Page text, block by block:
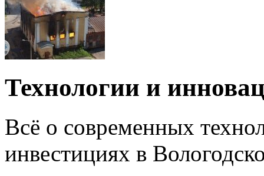
Технологии и
Всё о современных
инвестициях в